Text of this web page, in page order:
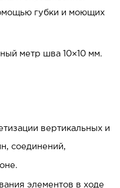
губки и моющих
метр шва 10×10 мм.
вертикальных и
соединений,
элементов в ходе